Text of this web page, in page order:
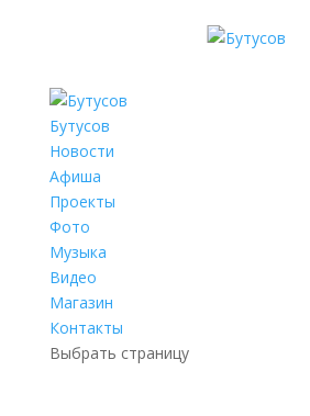
Бутусов
Новости
Афиша
Проекты
Фото
Музыка
Видео
Магазин
Контакты
Выбрать страницу